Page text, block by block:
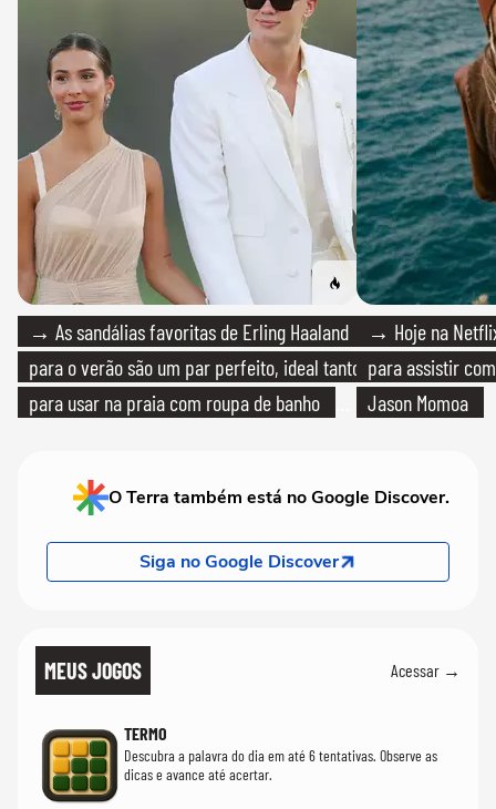
→ As sandálias favoritas de Erling Haaland
para o verão são um par perfeito, ideal tanto
para usar na praia com roupa de banho
→ Hoje na
para assistir
Jason Momoa
O Terra também está no Google Discover.
Siga no Google Discover
MEUS JOGOS Acessar →
TERMO
Descubra a palavra do dia em até 6 tentativas. Observe as
dicas e avance até acertar.